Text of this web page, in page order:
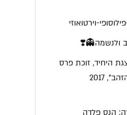
וירטואוזי
ולנשמה👻❣️
היחיד, זוכת פרס
2017
הנס פלדה